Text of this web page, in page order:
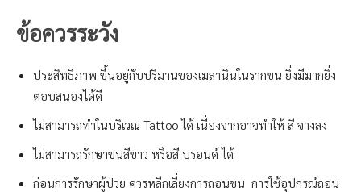
ข้อควรระวัง
ประสิทธิภาพ ขึ้นอยู่กับปริมานของเมลานินในรากขน ยิ่งมีมากยิ่ง
ตอบสนองได้ดี
ไม่สามารถทำในบริเวณ Tattoo ได้ เนื่องจากอาจทำให้ สี จางลง
ไม่สามารถรักษาขนสีขาว หรือสี บรอนด์ ได้
ก่อนการรักษาผู้ป่วย ควรหลีกเลี่ยงการถอนขน การใช้อุปกรณ์ถอน